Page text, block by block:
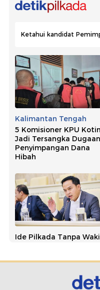
Ketahui kandidat
Kalimantan Tengah
5 Komisioner KPU
Jadi Tersangka Dugaan
Penyimpangan Dana
Hibah
Ide Pilkada Tanpa
Kena OTT